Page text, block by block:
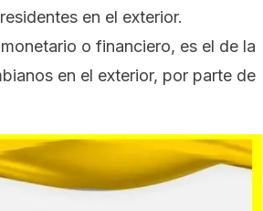
en el exterior.
o financiero, es el de la
en el exterior, por parte de